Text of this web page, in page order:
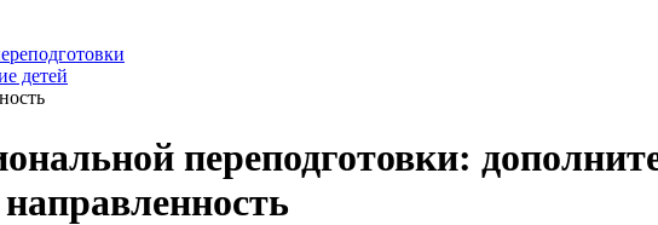
детей
переподготовки: